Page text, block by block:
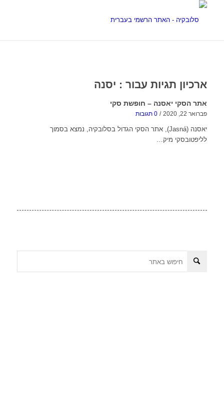
ארכיון תגיות עבור : יסנה
אתר הסקי יאסנה – חופשת סקי
פברואר 22, 2020 / 0 תגובות
יאסנה (Jasná), אתר הסקי הגדול בסלובקיה, נמצא בסמוך
לליפטובסקי מיק…